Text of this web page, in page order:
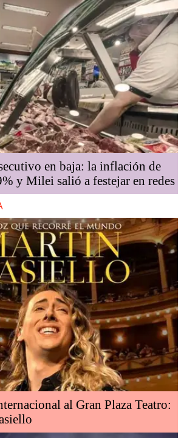
en baja: la inflación de
y Milei salió a festejar en redes
al Gran Plaza Teatro: